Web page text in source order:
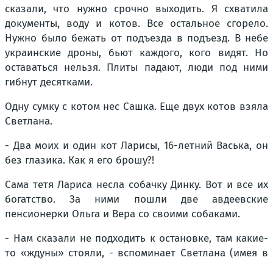
сказали, что нужно срочно выходить. Я схватила
документы, воду и котов. Все остальное сгорело.
Нужно было бежать от подъезда в подъезд. В небе
украинские дроны, бьют каждого, кого видят. Но
оставаться нельзя. Плиты падают, люди под ними
гибнут десятками.
Одну сумку с котом нес Сашка. Еще двух котов взяла
Светлана.
- Два моих и один кот Ларисы, 16-летний Васька, он
без глазика. Как я его брошу?!
Сама тетя Лариса несла собачку Динку. Вот и все их
богатство. За ними пошли две авдеевские
пенсионерки Ольга и Вера со своими собаками.
- Нам сказали не подходить к остановке, там какие-
то «ждуны» стояли, - вспоминает Светлана (имея в